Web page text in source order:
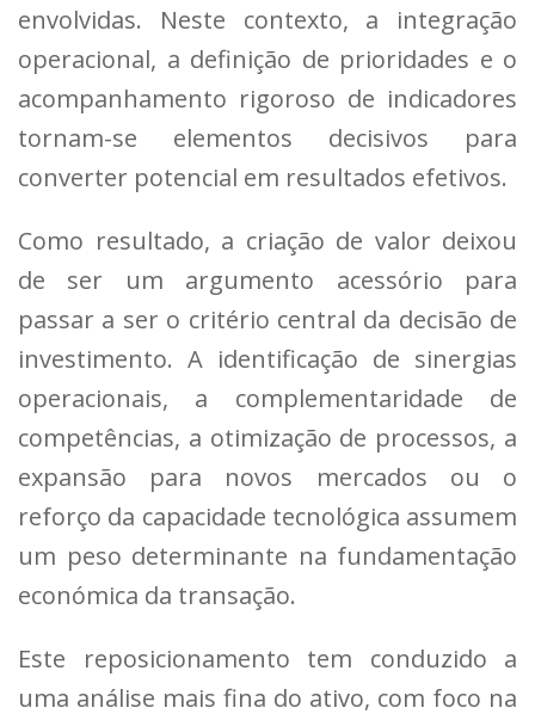
envolvidas. Neste contexto, a integração
operacional, a definição de prioridades e o
acompanhamento rigoroso de indicadores
tornam-se elementos decisivos para
converter potencial em resultados efetivos.
Como resultado, a criação de valor deixou
de ser um argumento acessório para
passar a ser o critério central da decisão de
investimento. A identificação de sinergias
operacionais, a complementaridade de
competências, a otimização de processos, a
expansão para novos mercados ou o
reforço da capacidade tecnológica assumem
um peso determinante na fundamentação
económica da transação.
Este reposicionamento tem conduzido a
uma análise mais fina do ativo, com foco na